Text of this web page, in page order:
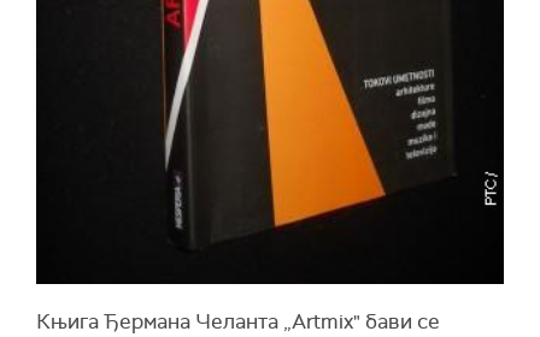
Књига Ђермана Челанта „Artmix" бави се